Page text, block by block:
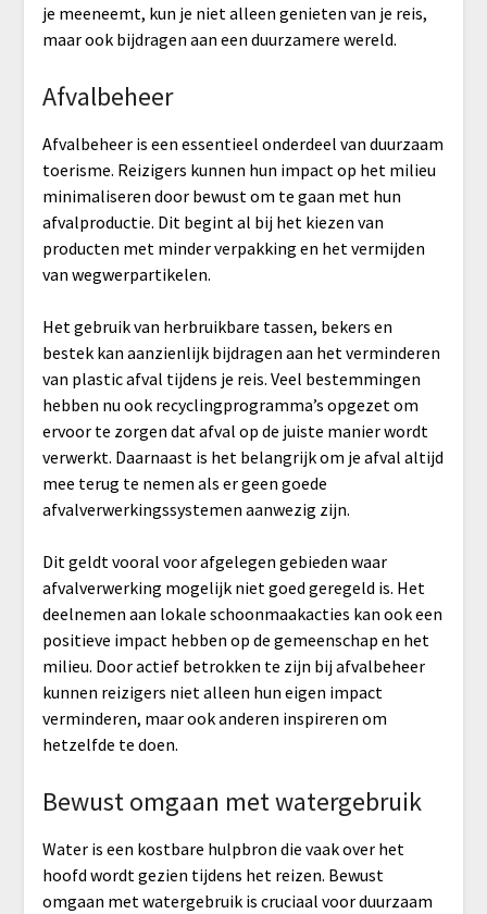
je meeneemt, kun je niet alleen genieten van je reis,
maar ook bijdragen aan een duurzamere wereld.
Afvalbeheer
Afvalbeheer is een essentieel onderdeel van duurzaam
toerisme. Reizigers kunnen hun impact op het milieu
minimaliseren door bewust om te gaan met hun
afvalproductie. Dit begint al bij het kiezen van
producten met minder verpakking en het vermijden
van wegwerpartikelen.
Het gebruik van herbruikbare tassen, bekers en
bestek kan aanzienlijk bijdragen aan het verminderen
van plastic afval tijdens je reis. Veel bestemmingen
hebben nu ook recyclingprogramma’s opgezet om
ervoor te zorgen dat afval op de juiste manier wordt
verwerkt. Daarnaast is het belangrijk om je afval altijd
mee terug te nemen als er geen goede
afvalverwerkingssystemen aanwezig zijn.
Dit geldt vooral voor afgelegen gebieden waar
afvalverwerking mogelijk niet goed geregeld is. Het
deelnemen aan lokale schoonmaakacties kan ook een
positieve impact hebben op de gemeenschap en het
milieu. Door actief betrokken te zijn bij afvalbeheer
kunnen reizigers niet alleen hun eigen impact
verminderen, maar ook anderen inspireren om
hetzelfde te doen.
Bewust omgaan met watergebruik
Water is een kostbare hulpbron die vaak over het
hoofd wordt gezien tijdens het reizen. Bewust
omgaan met watergebruik is cruciaal voor duurzaam